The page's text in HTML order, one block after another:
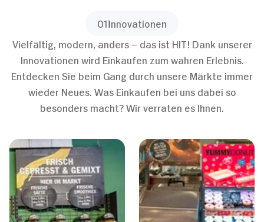
01Innovationen
Vielfältig, modern, anders – das ist HIT! Dank unserer
Innovationen wird Einkaufen zum wahren Erlebnis.
Entdecken Sie beim Gang durch unsere Märkte immer
wieder Neues. Was Einkaufen bei uns dabei so
besonders macht? Wir verraten es Ihnen.